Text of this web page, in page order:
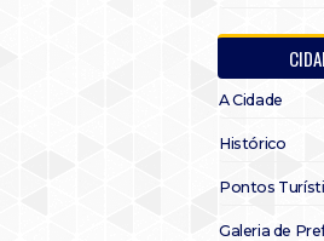
A Cidade
Histórico
Pontos
Galeria de